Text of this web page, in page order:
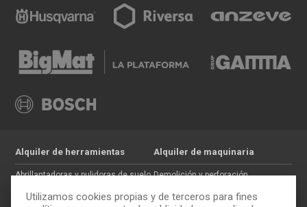
Alquiler de herramientas
Abrillantadoras y pulidoras de suelo
Alquiler de maquinaria
Demolición y perforación
Utilizamos cookies propias y de terceros para fines